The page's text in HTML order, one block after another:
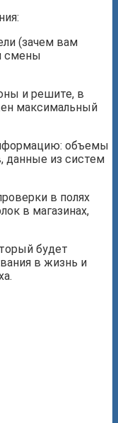
(зачем вам
смены
и решите, в
максимальный
объемы
данные из систем
в полях
в магазинах,
будет
в жизнь и